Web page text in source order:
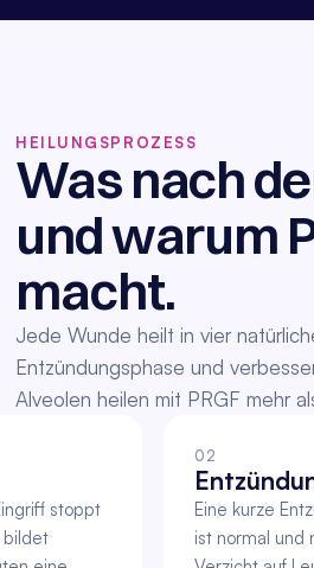
HEILUNGSPROZESS
Was nach
und warum
macht.
Jede Wunde heilt in vier
Entzündungsphase und
Alveolen heilen mit PRGF mehr
stoppt
bildet
02
Eine kurze
ist normal und